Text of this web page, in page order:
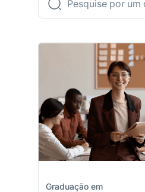
Graduação em